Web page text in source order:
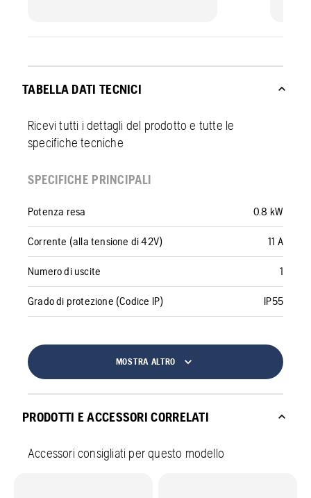
TABELLA DATI TECNICI
Ricevi tutti i dettagli del prodotto e tutte le
specifiche tecniche
SPECIFICHE PRINCIPALI
Potenza resa 0.8 kW
Corrente (alla tensione di 42V) 11 A
Numero di uscite 1
Grado di protezione (Codice IP) IP55
MOSTRA ALTRO
PRODOTTI E ACCESSORI CORRELATI
Accessori consigliati per questo modello